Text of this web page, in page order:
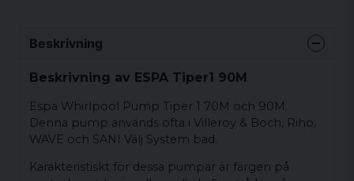
Beskrivning
Beskrivning av ESPA Tiper1 90M
Espa Whirlpool Pump Tiper 1 70M och 90M.
Denna pump används ofta i Villeroy & Boch, Riho,
WAVE och SANI Välj System bad.
Karakteristiskt för dessa pumpar är färgen på